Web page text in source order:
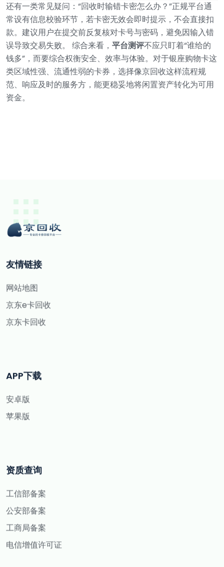
还有一类常见疑问：“回收时输错卡密怎么办？”正规平台通
常设有信息校验环节，若卡密无效会即时提示，不会直接扣
款。建议用户在提交前反复核对卡号与密码，避免因输入错
误导致交易失败。 综合来看， 平台测评不应只盯着“谁给的
钱多”，而要综合权衡安全、效率与体验。对于银座购物卡这
类区域性强、流通性弱的卡券，选择像京回收这样流程规
范、响应及时的服务方，能更稳妥地将闲置资产转化为可用
资金。
友情链接
网站地图
京东e卡回收
京东卡回收
APP下载
安卓版
苹果版
资质查询
工信部备案
公安部备案
工商局备案
电信增值许可证